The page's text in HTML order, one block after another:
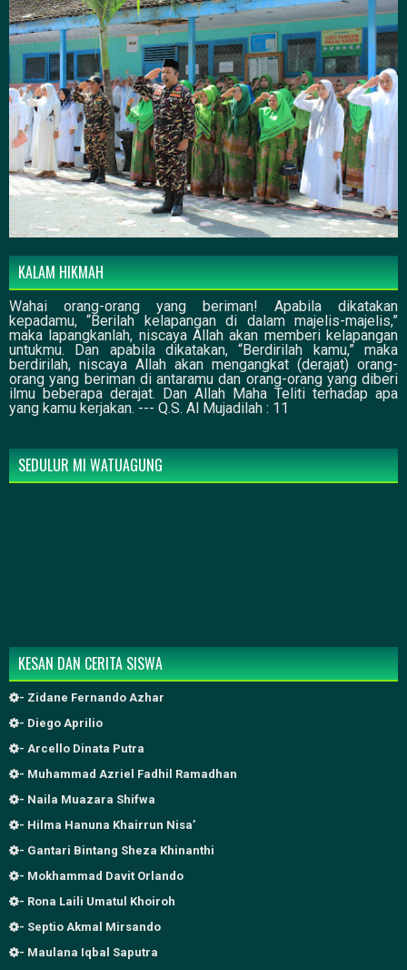
KALAM HIKMAH
Wahai orang-orang yang beriman! Apabila dikatakan
kepadamu, “Berilah kelapangan di dalam majelis-majelis,”
maka lapangkanlah, niscaya Allah akan memberi kelapangan
untukmu. Dan apabila dikatakan, “Berdirilah kamu,” maka
berdirilah, niscaya Allah akan mengangkat (derajat) orang-
orang yang beriman di antaramu dan orang-orang yang diberi
ilmu beberapa derajat. Dan Allah Maha Teliti terhadap apa
yang kamu kerjakan. --- Q.S. Al Mujadilah : 11
SEDULUR MI WATUAGUNG
KESAN DAN CERITA SISWA
- Zidane Fernando Azhar
- Diego Aprilio
- Arcello Dinata Putra
- Muhammad Azriel Fadhil Ramadhan
- Naila Muazara Shifwa
- Hilma Hanuna Khairrun Nisa’
- Gantari Bintang Sheza Khinanthi
- Mokhammad Davit Orlando
- Rona Laili Umatul Khoiroh
- Septio Akmal Mirsando
- Maulana Iqbal Saputra